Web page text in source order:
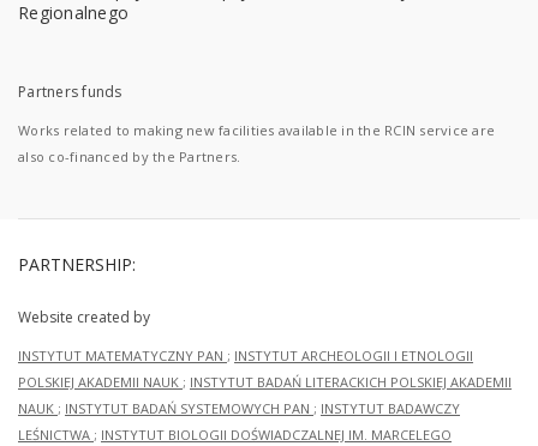
Partners funds
Works related to making new facilities available in the RCIN service are
also co-financed by the Partners.
PARTNERSHIP:
Website created by
INSTYTUT MATEMATYCZNY PAN ; INSTYTUT ARCHEOLOGII I ETNOLOGII
POLSKIEJ AKADEMII NAUK ; INSTYTUT BADAŃ LITERACKICH POLSKIEJ AKADEMII
NAUK ; INSTYTUT BADAŃ SYSTEMOWYCH PAN ; INSTYTUT BADAWCZY
LEŚNICTWA ; INSTYTUT BIOLOGII DOŚWIADCZALNEJ IM. MARCELEGO